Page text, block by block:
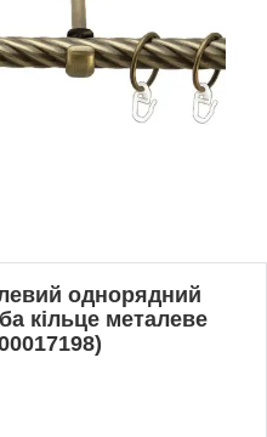
однорядний
кільце металеве